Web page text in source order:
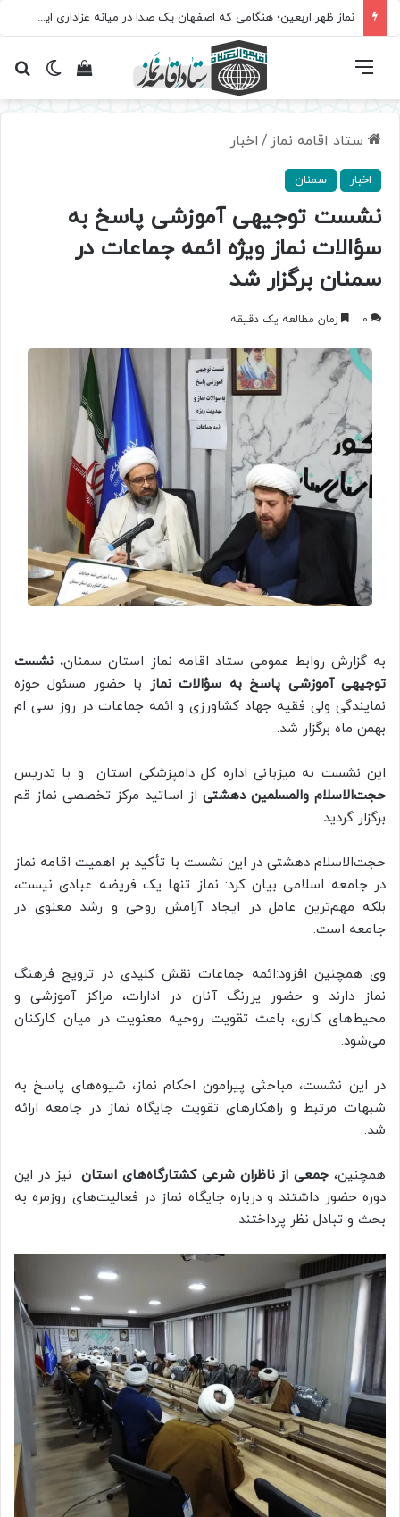
نماز ظهر اربعین؛ هنگامی که اصفهان یک صدا در میانه عزاداری ایستاد
تغییرمشاهده فهرست
ستاد اقامه نماز / اخبار
اخبار سمنان
نشست توجیهی آموزشی پاسخ به
سؤالات نماز ویژه ائمه جماعات در
سمنان برگزار شد
0 زمان مطالعه یک دقیقه
به گزارش روابط عمومی ستاد اقامه نماز استان سمنان، نشست
توجیهی آموزشی پاسخ به سؤالات نماز با حضور مسئول حوزه
نمایندگی ولی‌ فقیه جهاد کشاورزی و ائمه جماعات در روز سی ام
بهمن ماه برگزار شد.
این نشست به میزبانی اداره کل دامپزشکی استان و با تدریس
حجت‌الاسلام والمسلمین دهشتی از اساتید مرکز تخصصی نماز قم
برگزار گردید.
حجت‌الاسلام دهشتی در این نشست با تأکید بر اهمیت اقامه نماز
در جامعه اسلامی بیان کرد: نماز تنها یک فریضه عبادی نیست،
بلکه مهم‌ترین عامل در ایجاد آرامش روحی و رشد معنوی در
جامعه است.
وی همچنین افزود:ائمه جماعات نقش کلیدی در ترویج فرهنگ
نماز دارند و حضور پررنگ آنان در ادارات، مراکز آموزشی و
محیط‌های کاری، باعث تقویت روحیه معنویت در میان کارکنان
می‌شود.
در این نشست، مباحثی پیرامون احکام نماز، شیوه‌های پاسخ به
شبهات مرتبط و راهکارهای تقویت جایگاه نماز در جامعه ارائه
شد.
همچنین، جمعی از ناظران شرعی کشتارگاه‌های استان نیز در این
دوره حضور داشتند و درباره جایگاه نماز در فعالیت‌های روزمره به
بحث و تبادل نظر پرداختند.